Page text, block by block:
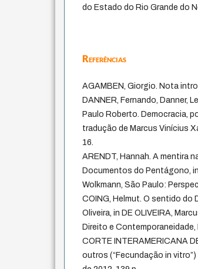
do Estado do Rio Grande do
Referências
AGAMBEN, Giorgio. Nota
DANNER, Fernando, Danner,
Paulo Roberto. Democracia,
tradução de Marcus Vinícius
16.
ARENDT, Hannah. A mentira
Documentos do Pentágono,
Wolkmann, São Paulo:
COING, Helmut. O sentido do
Oliveira, in DE OLIVEIRA,
Direito e
CORTE INTERAMERICANA
outros (“Fecundação in